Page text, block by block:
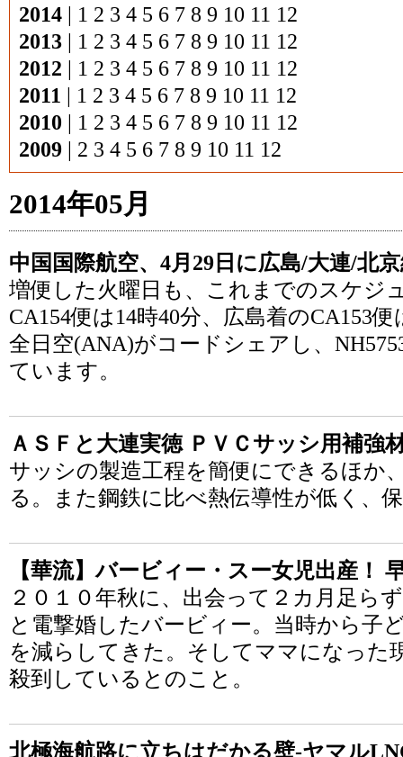
2014 | 1 2 3 4 5 6 7 8 9 10 11 12
2013 | 1 2 3 4 5 6 7 8 9 10 11 12
2012 | 1 2 3 4 5 6 7 8 9 10 11 12
2011 | 1 2 3 4 5 6 7 8 9 10 11 12
2010 | 1 2 3 4 5 6 7 8 9 10 11 12
2009 | 2 3 4 5 6 7 8 9 10 11 12
2014年05月
中国国際航空、4月29日に広島/大連/北
増便した火曜日も、これまでのスケジ
CA154便は14時40分、広島着のCA153
全日空(ANA)がコードシェアし、
ています。
ＡＳＦと大連実徳 ＰＶＣサッシ用補強
サッシの製造工程を簡便にできるほか
る。また鋼鉄に比べ熱伝導性が低く、
【華流】バービィー・スー女児出産！
２０１０年秋に、出会って２カ月足ら
と電撃婚したバービィー。当時から子
を減らしてきた。そしてママになった
殺到しているとのこと。
北極海航路に立ちはだかる壁-ヤマル